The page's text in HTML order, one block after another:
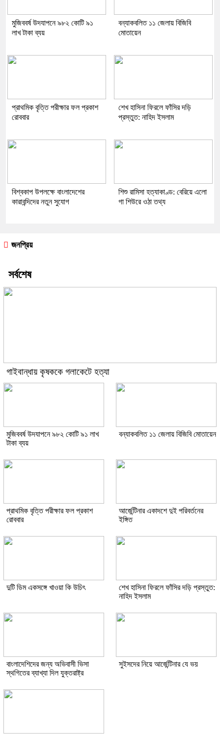
মুজিববর্ষ উদযাপনে ৯৮২ কোটি ৯১
লাখ টাকা ব্যয়
বন্যাকবলিত ১১ জেলায় বিজিবি
মোতায়েন
প্রাথমিক বৃত্তি পরীক্ষার ফল প্রকাশ
রোববার
শেখ হাসিনা ফিরলে ফাঁসির দড়ি
প্রস্তুত: নাহিদ ইসলাম
বিশ্বকাপ উপলক্ষে বাংলাদেশের
কারাবন্দিদের নতুন সুযোগ
শিশু রামিসা হত্যাকাণ্ড: বেরিয়ে এলো
গা শিউরে ওঠা তথ্য
জনপ্রিয়
সর্বশেষ
গাইবান্ধায় কৃষককে গলাকেটে হত্যা
মুজিববর্ষ উদযাপনে ৯৮২ কোটি ৯১ লাখ
টাকা ব্যয়
বন্যাকবলিত ১১ জেলায় বিজিবি মোতায়েন
প্রাথমিক বৃত্তি পরীক্ষার ফল প্রকাশ
রোববার
আর্জেন্টিনার একাদশে দুই পরিবর্তনের
ইঙ্গিত
দুটি ডিম একসঙ্গে খাওয়া কি উচিৎ
শেখ হাসিনা ফিরলে ফাঁসির দড়ি প্রস্তুত:
নাহিদ ইসলাম
বাংলাদেশিদের জন্য অভিবাসী ভিসা
স্থগিতের ব্যাখ্যা দিল যুক্তরাষ্ট্র
সুইসদের নিয়ে আর্জেন্টিনার যে ভয়